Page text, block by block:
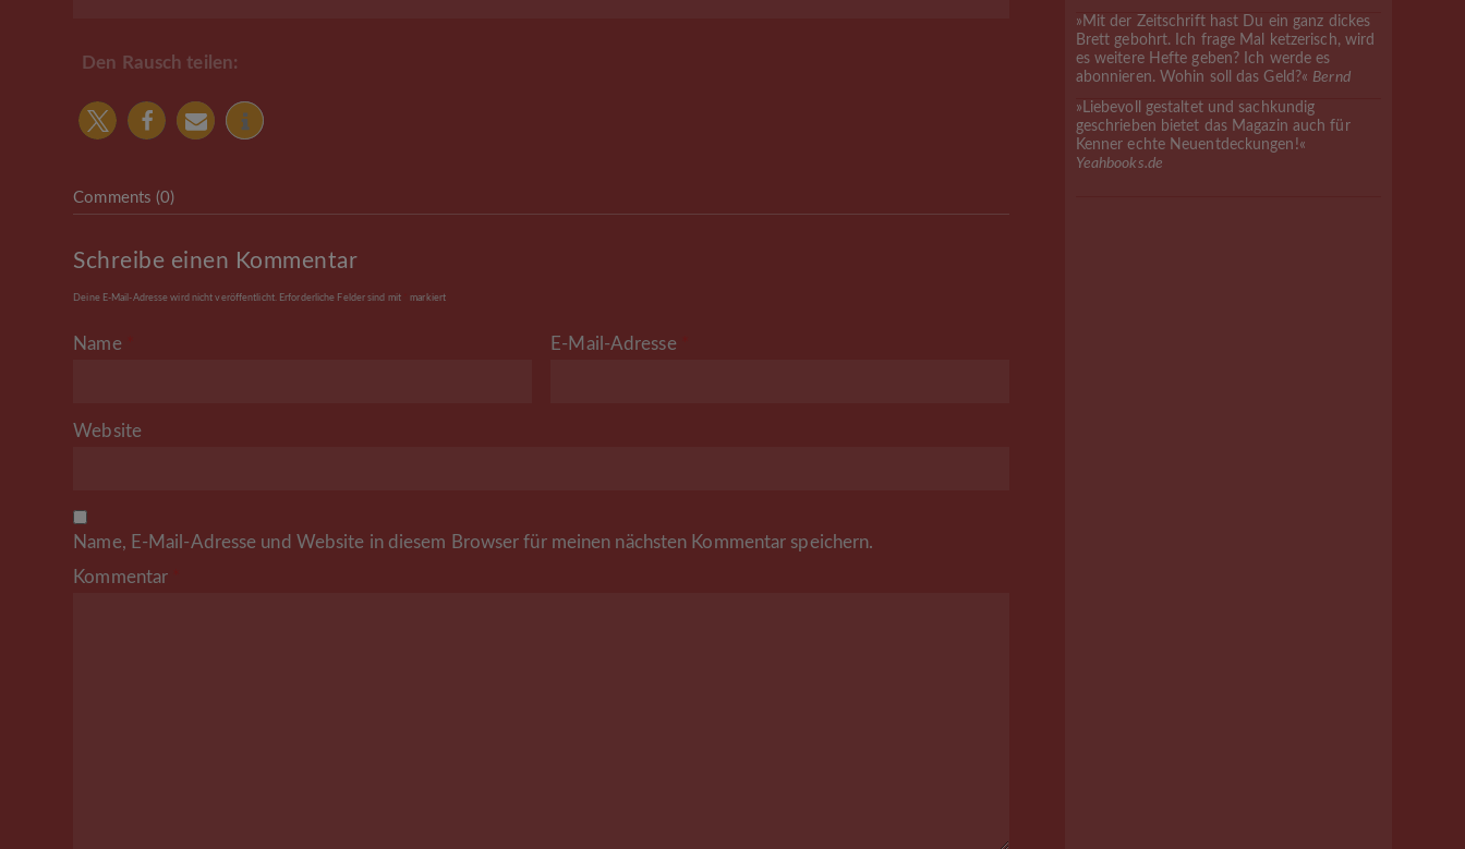
Den Rausch teilen:
Comments (0)
Schreibe einen Kommentar
Deine E-Mail-Adresse wird nicht veröffentlicht. Erforderliche Felder sind mit markiert
Name E-Mail-Adresse
Website
Name, E-Mail-Adresse und Website in diesem Browser für meinen nächsten Kommentar speichern.
Kommentar
»Mit der Zeitschrift hast Du ein ganz dickes
Brett gebohrt. Ich frage Mal ketzerisch, wird
es weitere Hefte geben? Ich werde es
abonnieren. Wohin soll das Geld?« Bernd
»Liebevoll gestaltet und sachkundig
geschrieben bietet das Magazin auch für
Kenner echte Neuentdeckungen!«
Yeahbooks.de